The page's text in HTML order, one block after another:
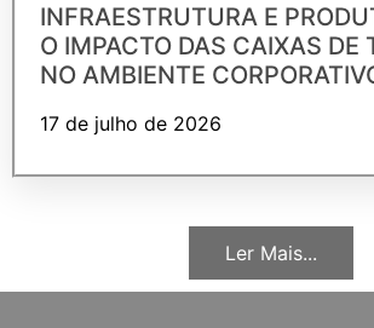
INFRAESTRUTURA E
O IMPACTO DAS CAIXAS DE
NO AMBIENTE
17 de julho de 2026
Ler Mais...